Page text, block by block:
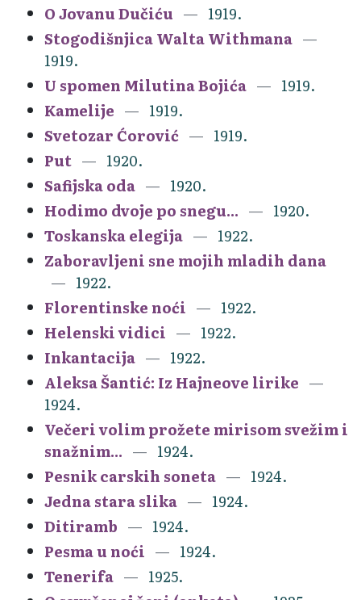
O Jovanu Dučiću
1919.
Stogodišnjica Walta Withmana
1919.
U spomen Milutina Bojića
1919.
Kamelije
1919.
Svetozar Ćorović
1919.
Put
1920.
Safijska oda
1920.
Hodimo dvoje po snegu...
1920.
Toskanska elegija
1922.
Zaboravljeni sne mojih mladih dana
1922.
Florentinske noći
1922.
Helenski vidici
1922.
Inkantacija
1922.
Aleksa Šantić: Iz Hajneove lirike
1924.
Večeri volim prožete mirisom svežim i
snažnim...
1924.
Pesnik carskih soneta
1924.
Jedna stara slika
1924.
Ditiramb
1924.
Pesma u noći
1924.
Tenerifa
1925.